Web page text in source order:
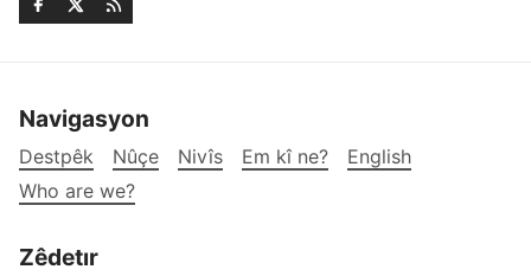
Navigasyon
Destpêk Nûçe Nivîs Em kî ne?
English
Who are we?
Zêdetır